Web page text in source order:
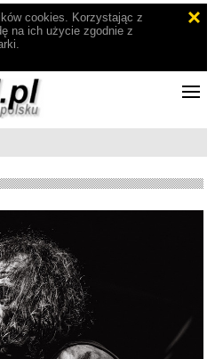
cookies. Korzystając z
na ich użycie zgodnie z